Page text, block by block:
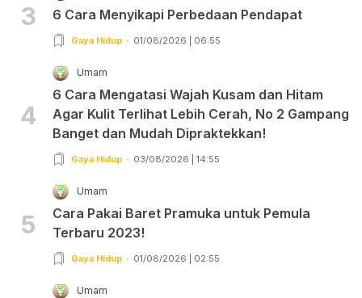
3 6 Cara Menyikapi Perbedaan Pendapat
Gaya Hidup 01/08/2026 | 06:55
4
Umam
6 Cara Mengatasi Wajah Kusam dan Hitam
Agar Kulit Terlihat Lebih Cerah, No 2 Gampang
Banget dan Mudah Dipraktekkan!
Gaya Hidup 03/08/2026 | 14:55
5
Umam
Cara Pakai Baret Pramuka untuk Pemula
Terbaru 2023!
Gaya Hidup 01/08/2026 | 02:55
Umam